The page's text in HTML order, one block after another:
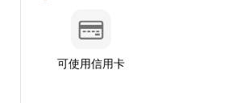
可使用信用卡